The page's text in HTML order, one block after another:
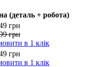
(деталь + робота)
грн
грн
в 1 клік
грн
в 1 клік